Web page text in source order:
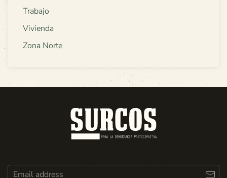
Trabajo
Vivienda
Zona Norte